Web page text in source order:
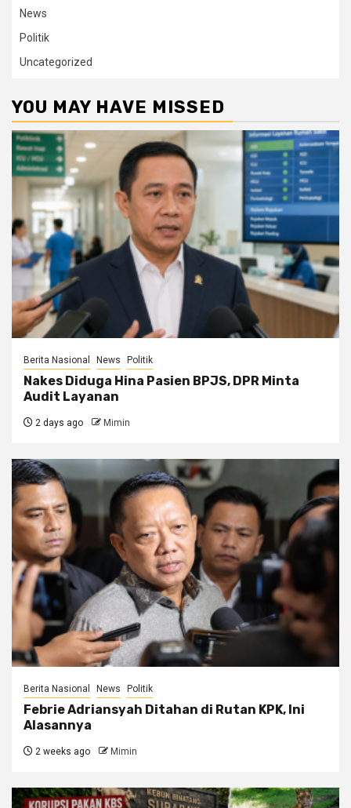
News
Politik
Uncategorized
YOU MAY HAVE MISSED
Berita Nasional News Politik
Nakes Diduga Hina Pasien BPJS, DPR Minta
Audit Layanan
2 days ago Mimin
Berita Nasional News Politik
Febrie Adriansyah Ditahan di Rutan KPK, Ini
Alasannya
2 weeks ago Mimin